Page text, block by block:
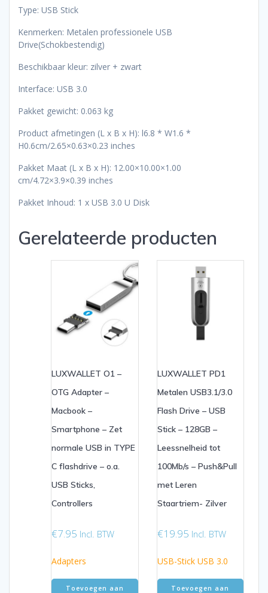
Type: USB Stick
Kenmerken: Metalen professionele USB
Drive(Schokbestendig)
Beschikbaar kleur: zilver + zwart
Interface: USB 3.0
Pakket gewicht: 0.063 kg
Product afmetingen (L x B x H): l6.8 * W1.6 *
H0.6cm/2.65×0.63×0.23 inches
Pakket Maat (L x B x H): 12.00×10.00×1.00
cm/4.72×3.9×0.39 inches
Pakket Inhoud: 1 x USB 3.0 U Disk
Gerelateerde producten
LUXWALLET O1 –
OTG Adapter –
Macbook –
Smartphone – Zet
normale USB in TYPE
C flashdrive – o.a.
USB Sticks,
Controllers
€7.95 Incl. BTW
Adapters
Toevoegen aan
LUXWALLET PD1
Metalen USB3.1/3.0
Flash Drive – USB
Stick – 128GB –
Leessnelheid tot
100Mb/s – Push&Pull
met Leren
Staartriem- Zilver
€19.95 Incl. BTW
USB-Stick USB 3.0
Toevoegen aan